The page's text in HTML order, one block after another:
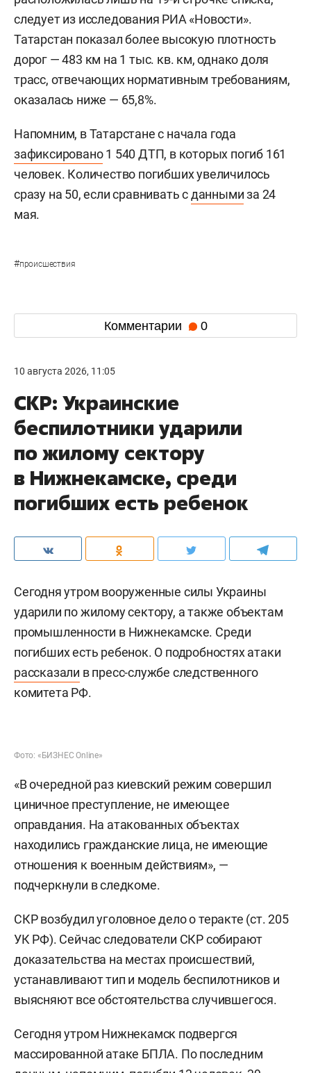
следует из исследования РИА «Новости».
Татарстан показал более высокую плотность
дорог — 483 км на 1 тыс. кв. км, однако доля
трасс, отвечающих нормативным требованиям,
оказалась ниже — 65,8%.
Напомним, в Татарстане с начала года
зафиксировано1 540 ДТП, в которых погиб 161
человек. Количество погибших увеличилось
сразу на 50, если сравнивать сданнымиза 24
мая.
#происшествия
Комментарии 0
10 августа 2026, 11:05
СКР: Украинские
беспилотники ударили
по жилому сектору
в Нижнекамске, среди
погибших есть ребенок
Сегодня утром вооруженные силы Украины
ударили по жилому сектору, а также объектам
промышленности в Нижнекамске. Среди
погибших есть ребенок. О подробностях атаки
рассказали в пресс-службе следственного
комитета РФ.
Фото: «БИЗНЕС Online»
«В очередной раз киевский режим совершил
циничное преступление, не имеющее
оправдания. На атакованных объектах
находились гражданские лица, не имеющие
отношения к военным действиям», —
подчеркнули в следкоме.
СКР возбудил уголовное дело о теракте (ст. 205
УК РФ). Сейчас следователи СКР собирают
доказательства на местах происшествий,
устанавливают тип и модель беспилотников и
выясняют все обстоятельства случившегося.
Сегодня утром Нижнекамск подвергся
массированной атаке БПЛА. По последним